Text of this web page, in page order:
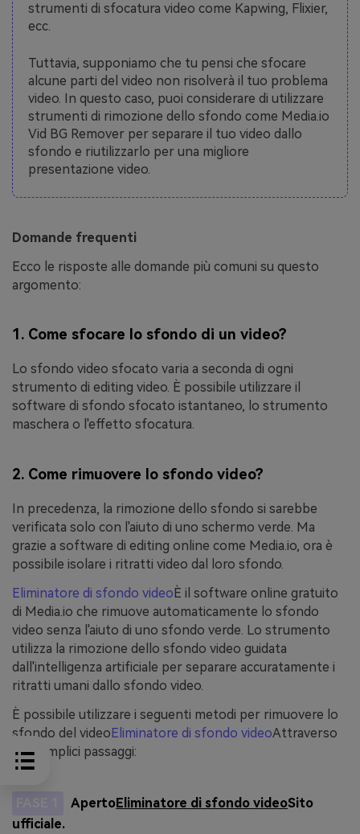
strumenti di sfocatura video come Kapwing, Flixier,
ecc.
Tuttavia, supponiamo che tu pensi che sfocare
alcune parti del video non risolverà il tuo problema
video. In questo caso, puoi considerare di utilizzare
strumenti di rimozione dello sfondo come Media.io
Vid BG Remover per separare il tuo video dallo
sfondo e riutilizzarlo per una migliore
presentazione video.
Domande frequenti
Ecco le risposte alle domande più comuni su questo
argomento:
1. Come sfocare lo sfondo di un video?
Lo sfondo video sfocato varia a seconda di ogni
strumento di editing video. È possibile utilizzare il
software di sfondo sfocato istantaneo, lo strumento
maschera o l'effetto sfocatura.
2. Come rimuovere lo sfondo video?
In precedenza, la rimozione dello sfondo si sarebbe
verificata solo con l'aiuto di uno schermo verde. Ma
grazie a software di editing online come Media.io, ora è
possibile isolare i ritratti video dal loro sfondo.
Eliminatore di sfondo videoÈ il software online gratuito
di Media.io che rimuove automaticamente lo sfondo
video senza l'aiuto di uno sfondo verde. Lo strumento
utilizza la rimozione dello sfondo video guidata
dall'intelligenza artificiale per separare accuratamente i
ritratti umani dallo sfondo video.
È possibile utilizzare i seguenti metodi per rimuovere lo
sfondo del videoEliminatore di sfondo videoAttraverso
tre semplici passaggi:
ApertoEliminatore di sfondo videoSito
ufficiale.